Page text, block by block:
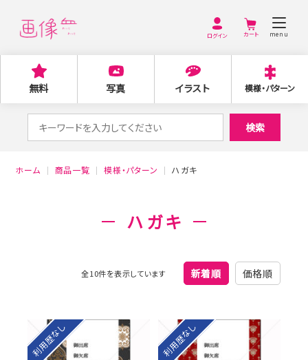
ログイン menu
無料 写真 イラスト 模様・パターン
索
検索
ホーム 商品一覧 模様・パターン ハガキ
ハガキ
新着順 価格順
全10件を表示しています
利用歴なし 利用歴なし